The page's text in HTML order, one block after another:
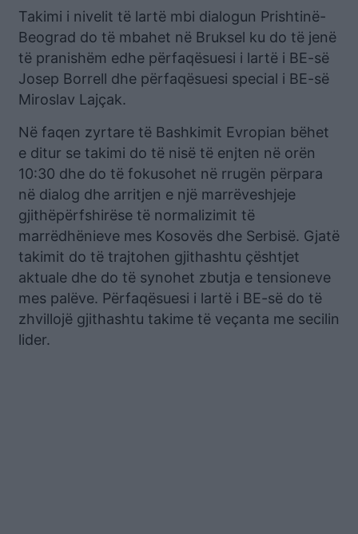
Takimi i nivelit të lartë mbi dialogun Prishtinë-
Beograd do të mbahet në Bruksel ku do të jenë
të pranishëm edhe përfaqësuesi i lartë i BE-së
Josep Borrell dhe përfaqësuesi special i BE-së
Miroslav Lajçak.
Në faqen zyrtare të Bashkimit Evropian bëhet
e ditur se takimi do të nisë të enjten në orën
10:30 dhe do të fokusohet në rrugën përpara
në dialog dhe arritjen e një marrëveshjeje
gjithëpërfshirëse të normalizimit të
marrëdhënieve mes Kosovës dhe Serbisë. Gjatë
takimit do të trajtohen gjithashtu çështjet
aktuale dhe do të synohet zbutja e tensioneve
mes palëve. Përfaqësuesi i lartë i BE-së do të
zhvillojë gjithashtu takime të veçanta me secilin
lider.